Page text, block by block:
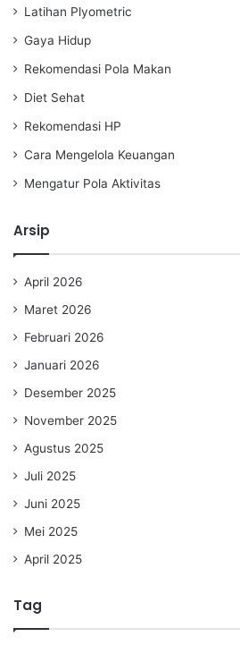
Latihan Plyometric
Gaya Hidup
Rekomendasi Pola Makan
Diet Sehat
Rekomendasi HP
Cara Mengelola Keuangan
Mengatur Pola Aktivitas
Arsip
April 2026
Maret 2026
Februari 2026
Januari 2026
Desember 2025
November 2025
Agustus 2025
Juli 2025
Juni 2025
Mei 2025
April 2025
Tag